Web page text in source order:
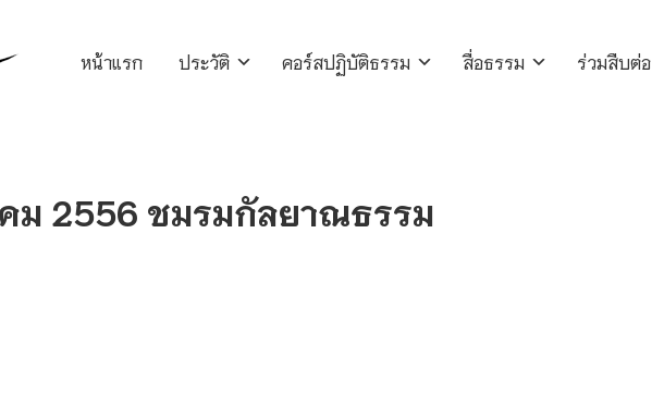
หน้าแรก ประวัติ คอร์สปฏิบัติธรรม สื่อธรรม ร่วมสืบต่อ
ม 2556 ชมรมกัลยาณธรรม